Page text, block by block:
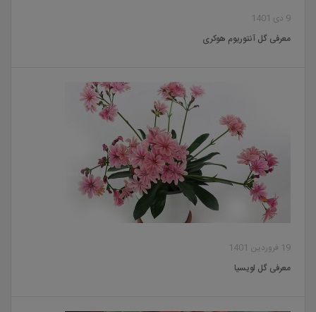
9 دی 1401
معرفی گل آنتوریوم هوکری
19 فروردین 1401
معرفی گل لویسیا